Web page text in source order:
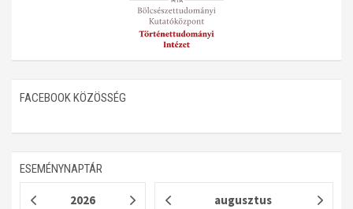
FACEBOOK KÖZÖSSÉG
ESEMÉNYNAPTÁR
2026 augusztus